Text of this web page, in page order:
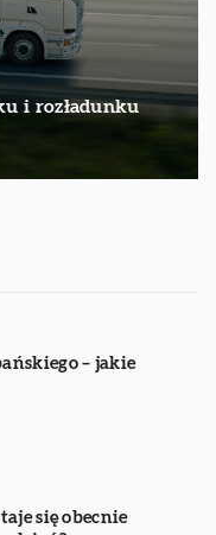
i rozładunku
– jakie
się obecnie